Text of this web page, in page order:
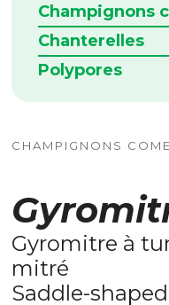
Champignons
Chanterelles
Polypores
CHAMPIGNONS
Gyromitre à
mitré
Saddle-